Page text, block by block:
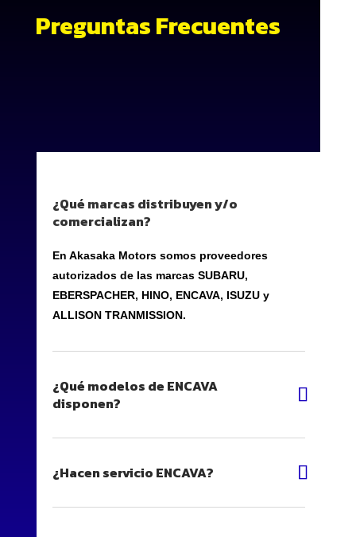
Preguntas Frecuentes
¿Qué marcas distribuyen y/o
comercializan?
En Akasaka Motors somos proveedores
autorizados de las marcas SUBARU,
EBERSPACHER, HINO, ENCAVA, ISUZU y
ALLISON TRANMISSION.
¿Qué modelos de ENCAVA
disponen?
¿Hacen servicio ENCAVA?